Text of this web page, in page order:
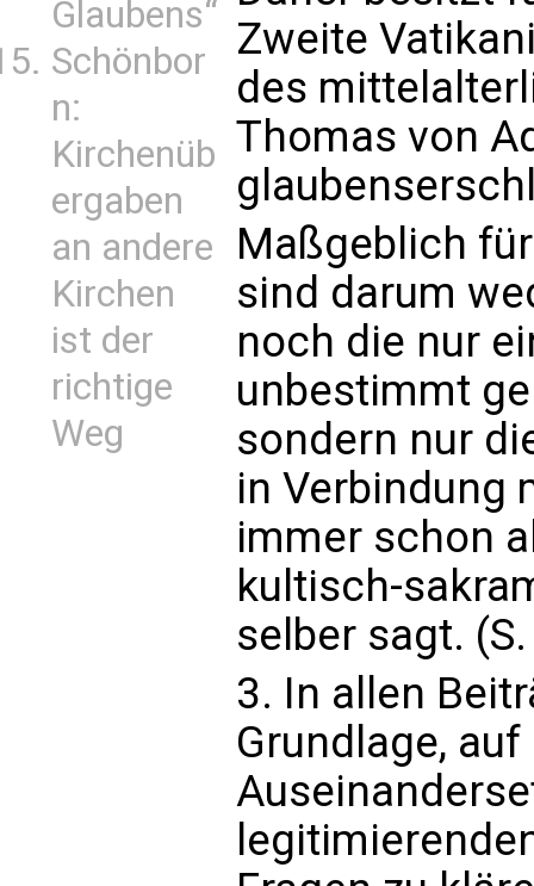
Glaubens“
Schönbor
n:
Kirchenüb
ergaben
an andere
Kirchen
ist der
richtige
Weg
Zweite
des
Thomas von
Maßgeblich
sind darum
noch die nur
unbestimmt
sondern nur
in Verbindung
immer schon
kultisch-
selber sagt.
3. In allen
Grundlage,